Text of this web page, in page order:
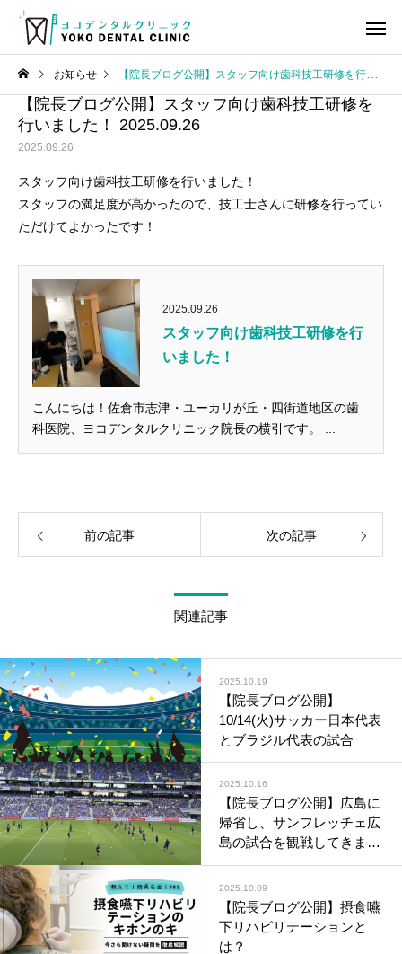
虫歯治療 歯の神経
小児歯科
審美歯科
セラミック
ホワイトニ
エアフロ―
義歯（入れ歯）
ボツリヌス療法
（ボトックス療法）
ヒアルロン
院長ブログ
ック臨床セミナーと懇親会
に参加してきました！
お知らせ 【院長ブログ公開】スタッフ向け歯科技工研修を行いました！ 2025.09.26
【院長ブログ公開】スタッフ向け歯科技工研修を
行いました！ 2025.09.26
2025.09.26
スタッフ向け歯科技工研修を行いました！
スタッフの満足度が高かったので、技工士さんに研修を行ってい
ただけてよかったです！
2025.09.26
スタッフ向け歯科技工研修を行
いました！
こんにちは！佐倉市志津・ユーカリが丘・四街道地区の歯
科医院、ヨコデンタルクリニック院長の横引です。 ...
前の記事 次の記事
関連記事
2025.10.19
【院長ブログ公開】
10/14(火)サッカー日本代表
とブラジル代表の試合
2025.10.16
【院長ブログ公開】広島に
帰省し、サンフレッチェ広
島の試合を観戦してきまし
た！
2025.10.09
【院長ブログ公開】摂食嚥
下リハビリテーションと
は？